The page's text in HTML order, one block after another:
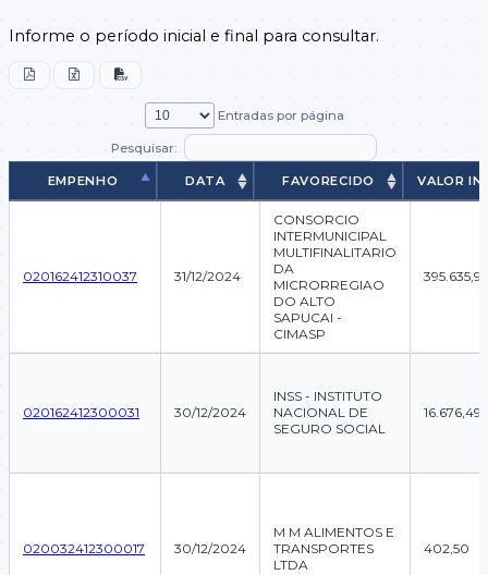
Informe o período inicial e final para consultar.
Entradas por página
Pesquisar:
EMPENHO DATA FAVORECIDO
VALOR
EMPENHO
DATA FAVORECIDO VALOR
020162412310037 31/12/2024
CONSORCIO
INTERMUNICIPAL
MULTIFINALITARIO
DA
MICRORREGIAO
DO ALTO
SAPUCAI -
CIMASP
395.635,95
020162412300031 30/12/2024
INSS - INSTITUTO
NACIONAL DE
SEGURO SOCIAL
16.676,49
020032412300017 30/12/2024
M M ALIMENTOS E
TRANSPORTES
LTDA
402,50